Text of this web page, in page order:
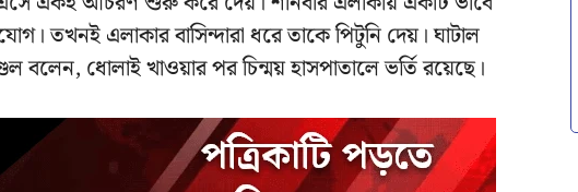
তখনই এলাকার বাসিন্দারা ধরে তাকে পিটুনি দেয়। ঘাটাল
বলেন, ধোলাই খাওয়ার পর চিন্ময় হাসপাতালে ভর্তি রয়েছে।